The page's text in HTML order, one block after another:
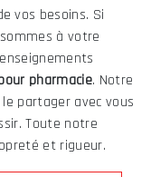
vos besoins. Si
à votre
pharmacie. Notre
partager avec vous
Toute notre
et rigueur.